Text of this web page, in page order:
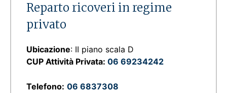
Reparto ricoveri in regime
privato
Ubicazione: II piano scala D
CUP Attività Privata: 06 69234242
Telefono: 06 6837308